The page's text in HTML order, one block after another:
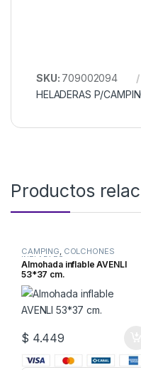
SKU: 709002094
HELADERAS P/
Productos
CAMPING, COLCHONES
INFLABLES
Almohada inflable AVENLI
53*37 cm.
$ 4.449